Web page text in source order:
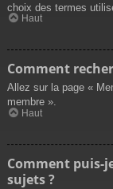
choix des termes
Haut
Comment
Allez sur la page «
membre ».
Haut
Comment puis-
sujets ?